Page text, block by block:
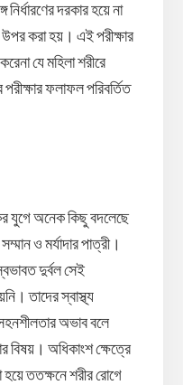
নির্ধারণের দরকার হয়ে না
উপর করা হয়। এই পরীক্ষার
যে মহিলা শরীরে
ফলাফল পরিবর্তিত
অনেক কিছু বদলেছে
ও মর্যাদার পাত্রী।
দুর্বল সেই
তাদের স্বাস্থ্য
অভাব বলে
বিষয়। অধিকাংশ ক্ষেত্রে
ততক্ষনে শরীর রোগে